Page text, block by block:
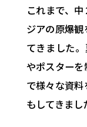
これまで、
ジアの原爆
てきました
やポスター
で様々な資
もしてきまし